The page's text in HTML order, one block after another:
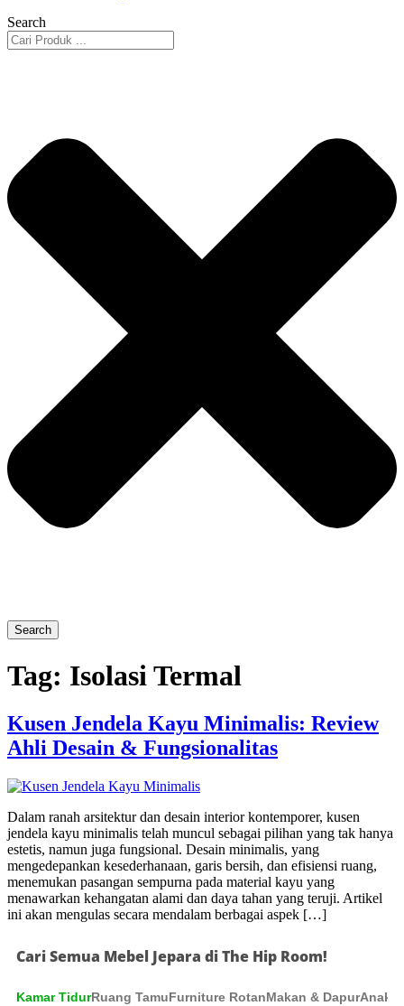
Search
Search
Tag: Isolasi Termal
Kusen Jendela Kayu Minimalis: Review
Ahli Desain & Fungsionalitas
Dalam ranah arsitektur dan desain interior kontemporer, kusen
jendela kayu minimalis telah muncul sebagai pilihan yang tak hanya
estetis, namun juga fungsional. Desain minimalis, yang
mengedepankan kesederhanaan, garis bersih, dan efisiensi ruang,
menemukan pasangan sempurna pada material kayu yang
menawarkan kehangatan alami dan daya tahan yang teruji. Artikel
ini akan mengulas secara mendalam berbagai aspek […]
Cari Semua Mebel Jepara di The Hip Room!
Kamar TidurRuang TamuFurniture RotanMakan & DapurAnak